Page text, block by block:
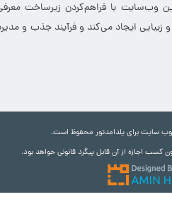
وب‌سایت با فراهم‌کردن زیرساخت
زیبایی ایجاد می‌کند و فرآیند جذب و
سایت برای یلدامدتور محفوظ است.
کسب اجازه از آن قابل پیگرد قانونی خواهد بود.